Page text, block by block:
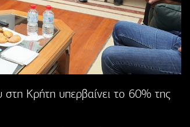
Κρήτη υπερβαίνει το 60% της